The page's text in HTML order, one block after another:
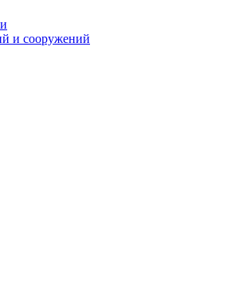
и сооружений